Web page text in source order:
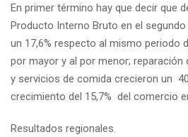
En primer término hay que decir que
Producto Interno Bruto en el
un 17,6% respecto al mismo periodo
por mayor y al por menor; reparación
y servicios de comida crecieron un
crecimiento del 15,7% del comercio
Resultados regionales.